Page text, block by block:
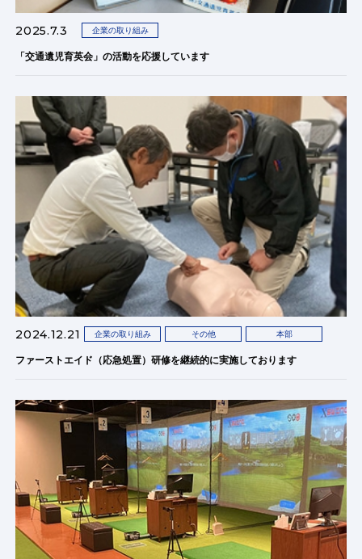
2025.7.3 企業の取り組み
「交通遺児育英会」の活動を応援しています
2024.12.21 企業の取り組み その他 本部
ファーストエイド（応急処置）研修を継続的に実施しております